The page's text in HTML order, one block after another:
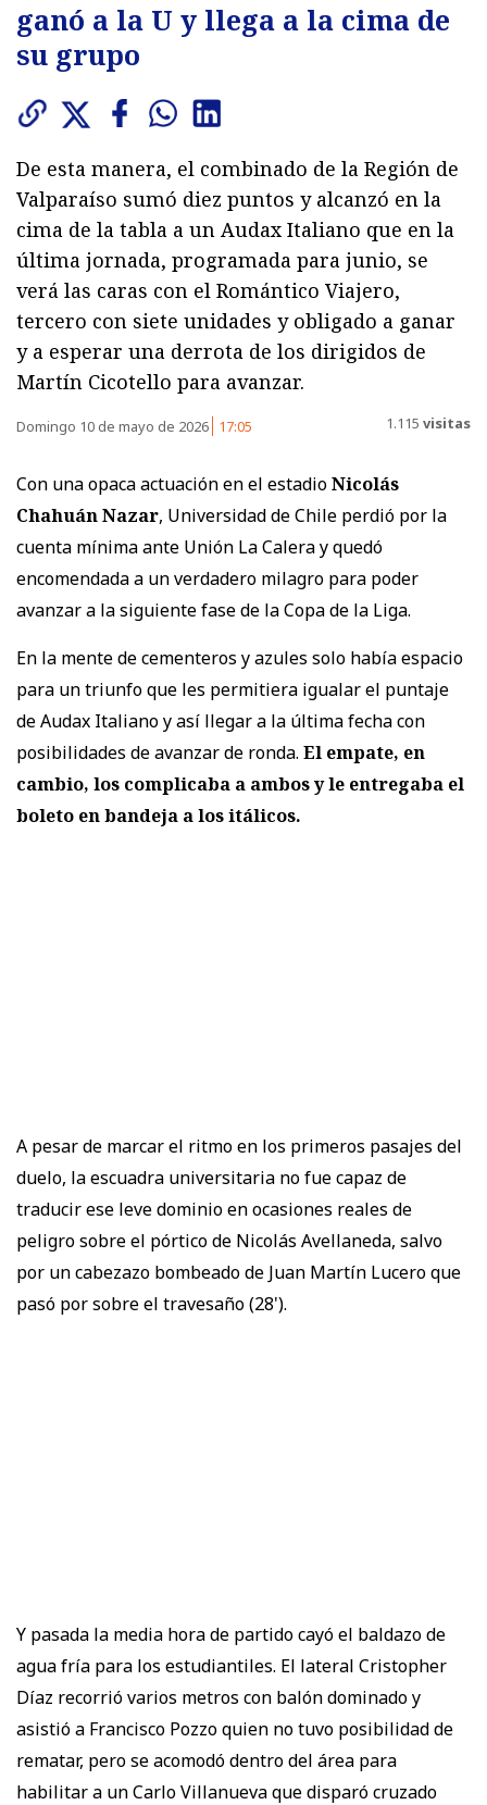
ganó a la U y llega a la cima de
su grupo
De esta manera, el combinado de la Región de
Valparaíso sumó diez puntos y alcanzó en la
cima de la tabla a un Audax Italiano que en la
última jornada, programada para junio, se
verá las caras con el Romántico Viajero,
tercero con siete unidades y obligado a ganar
y a esperar una derrota de los dirigidos de
Martín Cicotello para avanzar.
Domingo 10 de mayo de 2026 17:05 1.115 visitas
Con una opaca actuación en el estadioNicolás
Chahuán Nazar, Universidad de Chile perdió por la
cuenta mínima ante Unión La Calera y quedó
encomendada a un verdadero milagro para poder
avanzar a la siguiente fase de la Copa de la Liga.
En la mente de cementeros y azules solo había espacio
para un triunfo que les permitiera igualar el puntaje
de Audax Italiano y así llegar a la última fecha con
posibilidades de avanzar de ronda. El empate, en
cambio, los complicaba a ambos y le entregaba el
boleto en bandeja a los itálicos.
A pesar de marcar el ritmo en los primeros pasajes del
duelo, la escuadra universitaria no fue capaz de
traducir ese leve dominio en ocasiones reales de
peligro sobre el pórtico de Nicolás Avellaneda, salvo
por un cabezazo bombeado de Juan Martín Lucero que
pasó por sobre el travesaño (28').
Y pasada la media hora de partido cayó el baldazo de
agua fría para los estudiantiles. El lateral Cristopher
Díaz recorrió varios metros con balón dominado y
asistió a Francisco Pozzo quien no tuvo posibilidad de
rematar, pero se acomodó dentro del área para
habilitar a un Carlo Villanueva que disparó cruzado